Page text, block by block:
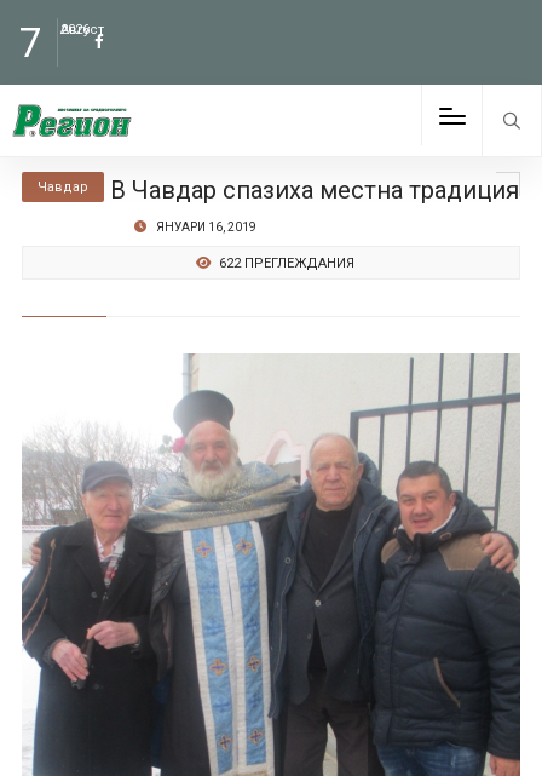
7 Август
2026
Чавдар В Чавдар спазиха местна традиция
ЯНУАРИ 16, 2019
622 ПРЕГЛЕЖДАНИЯ